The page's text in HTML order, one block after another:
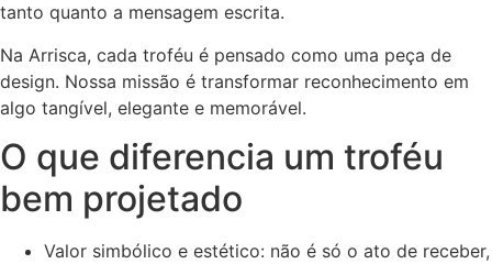
tanto quanto a mensagem escrita.
Na Arrisca, cada troféu é pensado como uma peça de
design. Nossa missão é transformar reconhecimento em
algo tangível, elegante e memorável.
O que diferencia um troféu
bem projetado
Valor simbólico e estético: não é só o ato de receber,